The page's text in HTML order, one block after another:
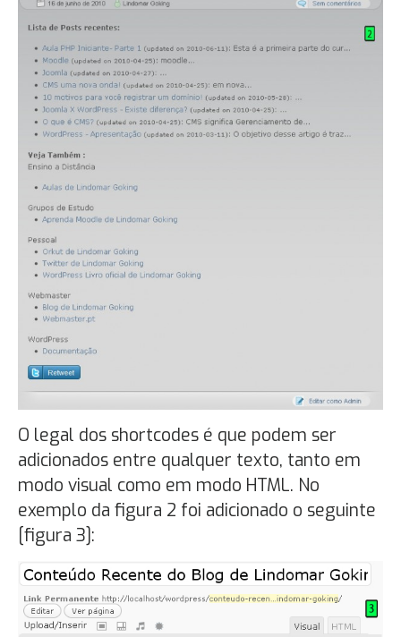
O legal dos shortcodes é que podem ser
adicionados entre qualquer texto, tanto em
modo visual como em modo HTML. No
exemplo da figura 2 foi adicionado o seguinte
[figura 3]: